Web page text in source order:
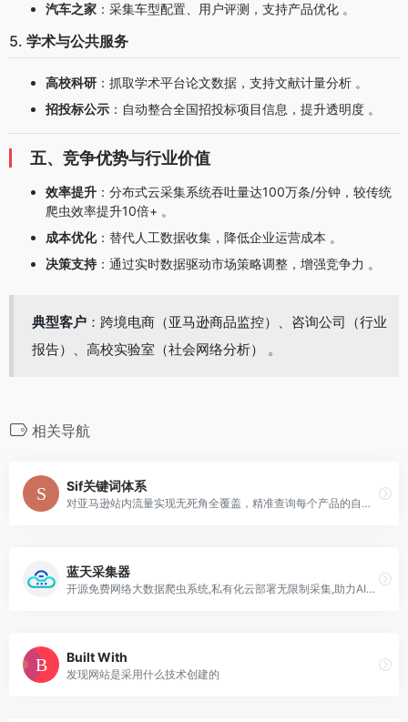
汽车之家 ：采集车型配置、用户评测，支持产品优化 。
5. 学术与公共服务
高校科研 ：抓取学术平台论文数据，支持文献计量分析 。
招投标公示 ：自动整合全国招投标项目信息，提升透明度 。
五、竞争优势与行业价值
效率提升 ：分布式云采集系统吞吐量达100万条/分钟，较传统
爬虫效率提升10倍+ 。
成本优化：替代人工数据收集，降低企业运营成本 。
决策支持 ：通过实时数据驱动市场策略调整，增强竞争力 。
典型客户 ：跨境电商（亚马逊商品监控）、咨询公司（行业
报告）、高校实验室（社会网络分析） 。
相关导航
Sif关键词体系
对亚马逊站内流量实现无死角全覆盖，精准查询每个产品的自然搜索、PPC广告、Deal(活动)、搜索推荐和关联流量
蓝天采集器
开源免费网络大数据爬虫系统,私有化云部署无限制采集,助力AIGC,合规数据交易
Built With
发现网站是采用什么技术创建的